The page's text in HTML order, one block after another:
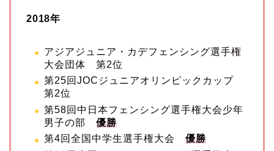
2018年
アジアジュニア・カデフェンシング選手権
大会団体 第2位
第25回JOCジュニアオリンピックカップ
第2位
第58回中日本フェンシング選手権大会少年
男子の部 優勝
第4回全国中学生選手権大会 優勝